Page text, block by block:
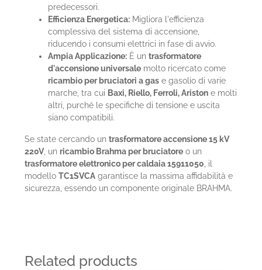
predecessori.
Efficienza Energetica: Migliora l'efficienza
complessiva del sistema di accensione,
riducendo i consumi elettrici in fase di avvio.
Ampia Applicazione: È untrasformatore
d'accensione universale molto ricercato come
ricambio per bruciatori a gas e gasolio di varie
marche, tra cui Baxi, Riello, Ferroli, Ariston e molti
altri, purché le specifiche di tensione e uscita
siano compatibili.
Se state cercando untrasformatore accensione 15 kV
220V, unricambio Brahma per bruciatore o un
trasformatore elettronico per caldaia 15911050 , il
modelloTC1SVCA garantisce la massima affidabilità e
sicurezza, essendo un componente originale BRAHMA.
Related products